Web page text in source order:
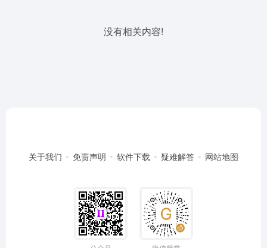
没有相关内容!
关于我们 免责声明 软件下载 疑难解答 网站地图